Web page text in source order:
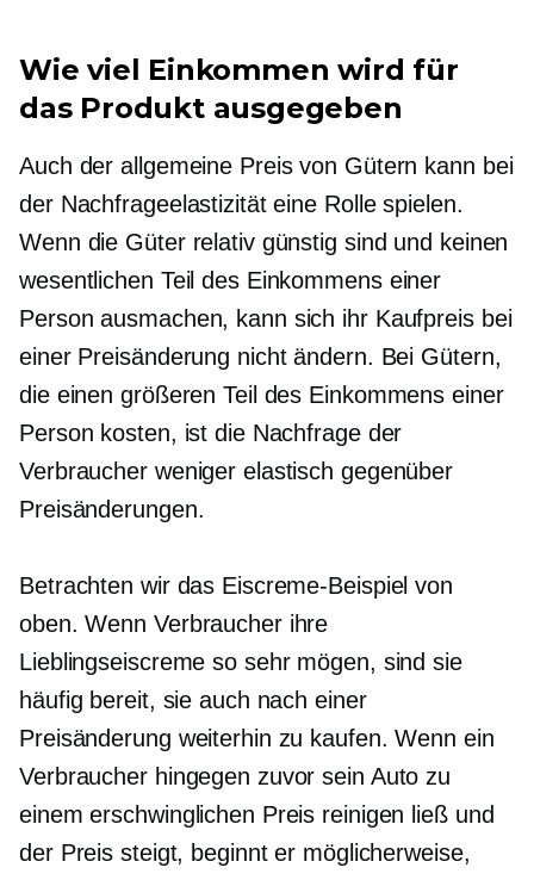
Wie viel Einkommen wird für
das Produkt ausgegeben
Auch der allgemeine Preis von Gütern kann bei
der Nachfrageelastizität eine Rolle spielen.
Wenn die Güter relativ günstig sind und keinen
wesentlichen Teil des Einkommens einer
Person ausmachen, kann sich ihr Kaufpreis bei
einer Preisänderung nicht ändern. Bei Gütern,
die einen größeren Teil des Einkommens einer
Person kosten, ist die Nachfrage der
Verbraucher weniger elastisch gegenüber
Preisänderungen.
Betrachten wir das Eiscreme-Beispiel von
oben. Wenn Verbraucher ihre
Lieblingseiscreme so sehr mögen, sind sie
häufig bereit, sie auch nach einer
Preisänderung weiterhin zu kaufen. Wenn ein
Verbraucher hingegen zuvor sein Auto zu
einem erschwinglichen Preis reinigen ließ und
der Preis steigt, beginnt er möglicherweise,